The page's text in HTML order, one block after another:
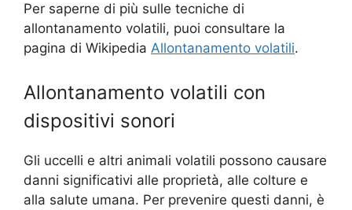
Per saperne di più sulle tecniche di
allontanamento volatili, puoi consultare la
pagina di Wikipedia Allontanamento volatili.
Allontanamento volatili con
dispositivi sonori
Gli uccelli e altri animali volatili possono causare
danni significativi alle proprietà, alle colture e
alla salute umana. Per prevenire questi danni, è